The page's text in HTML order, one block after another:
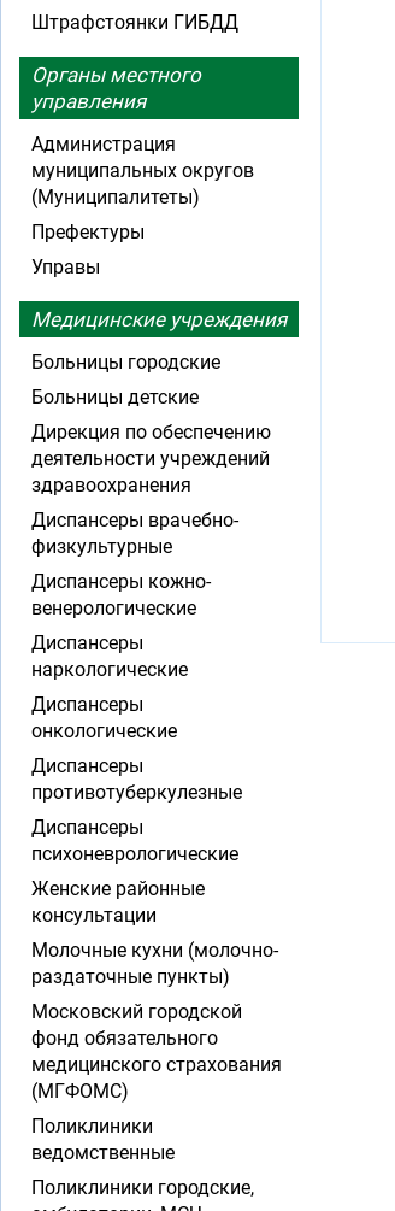
Штрафстоянки ГИБДД
Органы местного
управления
Администрация
муниципальных округов
(Муниципалитеты)
Префектуры
Управы
Медицинские учреждения
Больницы городские
Больницы детские
Дирекция по обеспечению
деятельности учреждений
здравоохранения
Диспансеры врачебно-
физкультурные
Диспансеры кожно-
венерологические
Диспансеры
наркологические
Диспансеры
онкологические
Диспансеры
противотуберкулезные
Диспансеры
психоневрологические
Женские районные
консультации
Молочные кухни (молочно-
раздаточные пункты)
Московский городской
фонд обязательного
медицинского страхования
(МГФОМС)
Поликлиники
ведомственные
Поликлиники городские,